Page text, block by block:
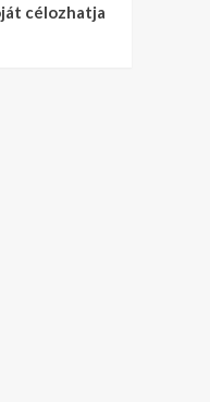
célozhatja